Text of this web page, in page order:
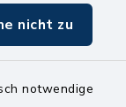
nicht zu
notwendige